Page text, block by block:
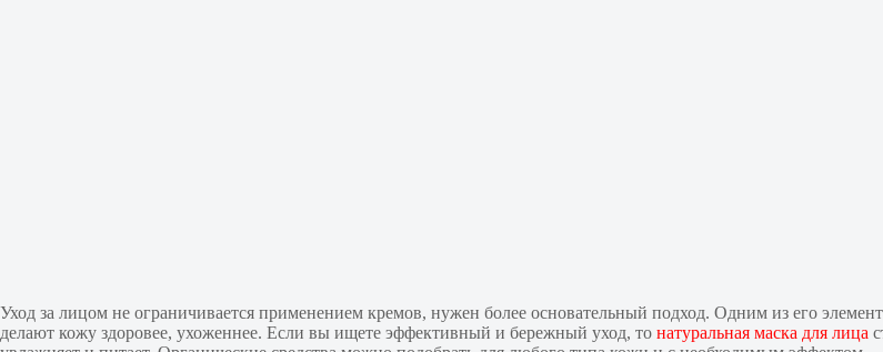
Уход за лицом не ограничивается применением кремов, нужен более основательный подход. Одним из его
делают кожу здоровее, ухоженнее. Если вы ищете эффективный и бережный уход, то натуральная маска для лица